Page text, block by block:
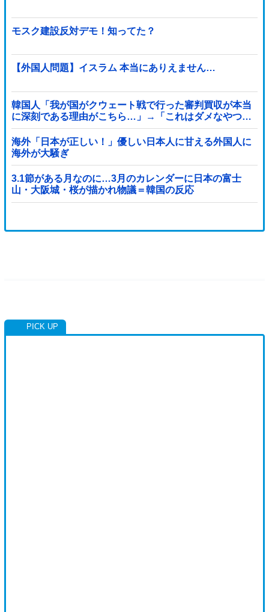
モスク建設反対デモ！知ってた？
【外国人問題】イスラム 本当にありえません…
韓国人「我が国がクウェート戦で行った審判買収が本当
に深刻である理由がこちら…」→「これはダメなやつ…
（ブルブル」＝韓国の反応
海外「日本が正しい！」優しい日本人に甘える外国人に
海外が大騒ぎ
3.1節がある月なのに…3月のカレンダーに日本の富士
山・大阪城・桜が描かれ物議＝韓国の反応